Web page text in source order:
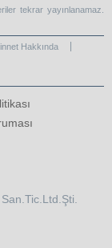
tekrar yayınlanamaz.
Hakkında
San.Tic.Ltd.Şti.